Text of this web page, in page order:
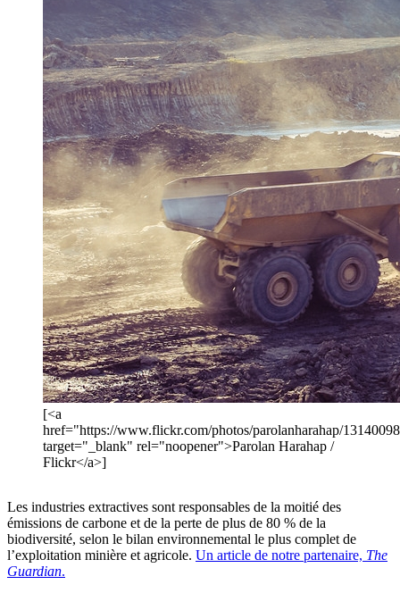
[<a
href="https://www.flickr.com/photos/parolanharahap/
target="_blank" rel="noopener">Parolan Harahap /
Flickr</a>]
Les industries extractives sont responsables de la moitié des
émissions de carbone et de la perte de plus de 80 % de la
biodiversité, selon le bilan environnemental le plus complet de
l’exploitation minière et agricole. Un article de notre partenaire, The
Guardian.